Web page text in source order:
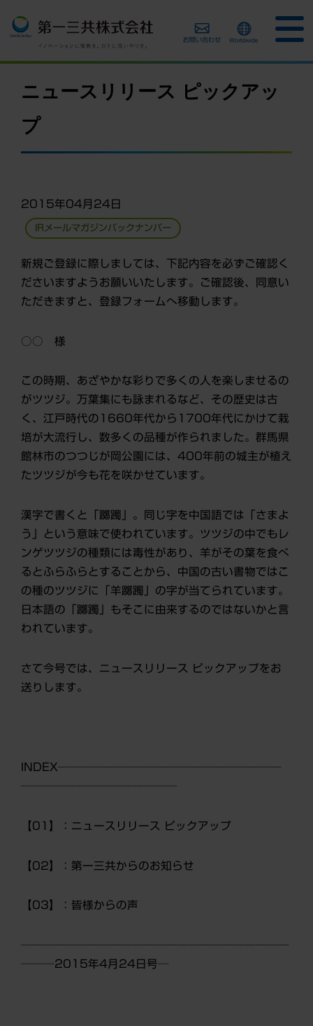
ニュースリリース ピックアッ
プ
2015年04月24日
IRメールマガジンバックナンバー
新規ご登録に際しましては、下記内容を必ずご確認く
ださいますようお願いいたします。ご確認後、同意い
ただきますと、登録フォームへ移動します。
○○ 様
この時期、あざやかな彩りで多くの人を楽しませるの
がツツジ。万葉集にも詠まれるなど、その歴史は古
く、江戸時代の1660年代から1700年代にかけて栽
培が大流行し、数多くの品種が作られました。群馬県
館林市のつつじが岡公園には、400年前の城主が植え
たツツジが今も花を咲かせています。
漢字で書くと「躑躅」。同じ字を中国語では「さまよ
う」という意味で使われています。ツツジの中でもレ
ンゲツツジの種類には毒性があり、羊がその葉を食べ
るとふらふらとすることから、中国の古い書物ではこ
の種のツツジに「羊躑躅」の字が当てられています。
日本語の「躑躅」もそこに由来するのではないかと言
われています。
さて今号では、ニュースリリース ピックアップをお
送りします。
INDEX────────────────────
──────────────
【01】：ニュースリリース ピックアップ
【02】：第一三共からのお知らせ
【03】：皆様からの声
────────────────────────
───2015年4月24日号─